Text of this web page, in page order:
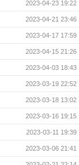
2023-04-23 19:22
2023-04-21 23:46
2023-04-17 17:59
2023-04-15 21:26
2023-04-03 18:43
2023-03-19 22:52
2023-03-18 13:02
2023-03-16 19:15
2023-03-11 19:39
2023-03-06 21:41